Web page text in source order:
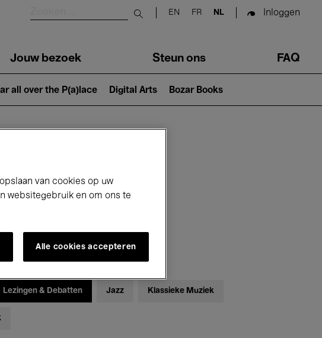
Submit search
EN FR NL Inloggen
Jouw bezoek Steun ons FAQ
all over the P(a)lace Digital Arts Bozar Books
Lezingen & Debatten Jazz Klassieke Muziek
van cookies op uw
websitegebruik en om ons te
Alle cookies accepteren